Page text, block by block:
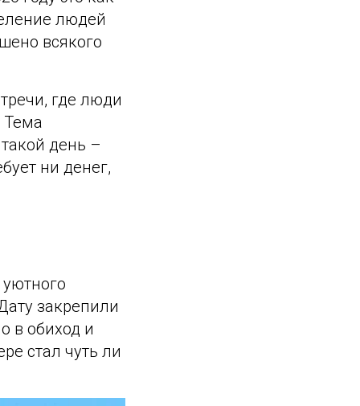
людей
всякого
где люди
Тема
день –
ни денег,
закрепили
в обиход и
стал чуть ли